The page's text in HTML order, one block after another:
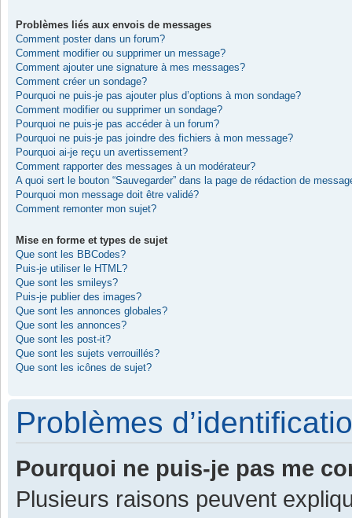
Problèmes liés aux envois de messages
Comment poster dans un forum?
Comment modifier ou supprimer un message?
Comment ajouter une signature à mes messages?
Comment créer un sondage?
Pourquoi ne puis-je pas ajouter plus d’options à mon sondage?
Comment modifier ou supprimer un sondage?
Pourquoi ne puis-je pas accéder à un forum?
Pourquoi ne puis-je pas joindre des fichiers à mon message?
Pourquoi ai-je reçu un avertissement?
Comment rapporter des messages à un modérateur?
A quoi sert le bouton “Sauvegarder” dans la page de rédaction de
Pourquoi mon message doit être validé?
Comment remonter mon sujet?
Mise en forme et types de sujet
Que sont les BBCodes?
Puis-je utiliser le HTML?
Que sont les smileys?
Puis-je publier des images?
Que sont les annonces globales?
Que sont les annonces?
Que sont les post-it?
Que sont les sujets verrouillés?
Que sont les icônes de sujet?
Problèmes
Pourquoi ne puis-je pas me
Plusieurs raisons peuvent